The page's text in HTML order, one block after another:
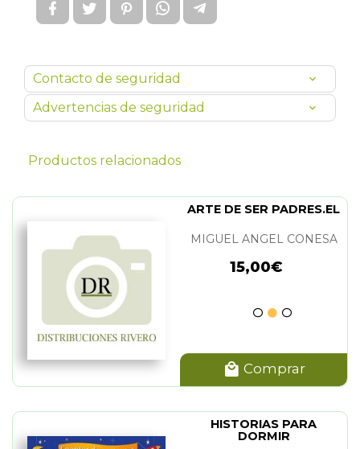
Contacto de seguridad
Advertencias de seguridad
Productos relacionados
ARTE DE SER PADRES.EL
MIGUEL ANGEL CONESA
15,00€
Comprar
HISTORIAS PARA
DORMIR